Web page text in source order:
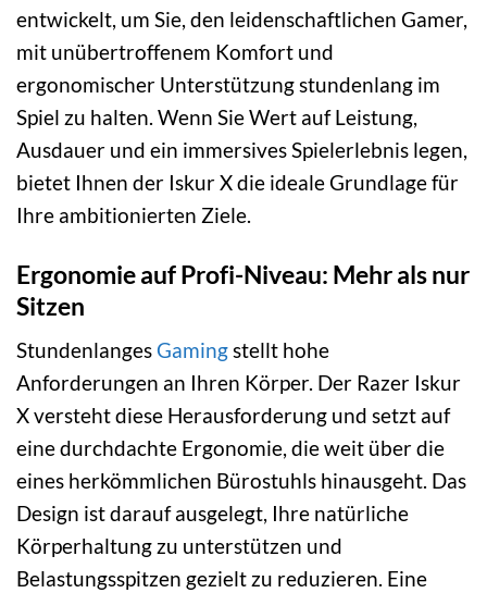
entwickelt, um Sie, den leidenschaftlichen Gamer,
mit unübertroffenem Komfort und
ergonomischer Unterstützung stundenlang im
Spiel zu halten. Wenn Sie Wert auf Leistung,
Ausdauer und ein immersives Spielerlebnis legen,
bietet Ihnen der Iskur X die ideale Grundlage für
Ihre ambitionierten Ziele.
Ergonomie auf Profi-Niveau: Mehr als nur
Sitzen
Stundenlanges Gamingstellt hohe
Anforderungen an Ihren Körper. Der Razer Iskur
X versteht diese Herausforderung und setzt auf
eine durchdachte Ergonomie, die weit über die
eines herkömmlichen Bürostuhls hinausgeht. Das
Design ist darauf ausgelegt, Ihre natürliche
Körperhaltung zu unterstützen und
Belastungsspitzen gezielt zu reduzieren. Eine